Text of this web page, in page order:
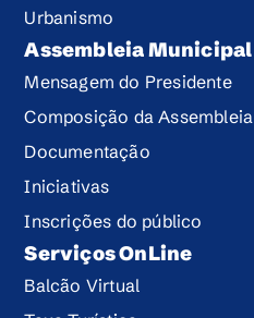
Urbanismo
Assembleia Municipal
Mensagem do Presidente
Composição da Assembleia
Documentação
Iniciativas
Inscrições do público
Serviços OnLine
Balcão Virtual